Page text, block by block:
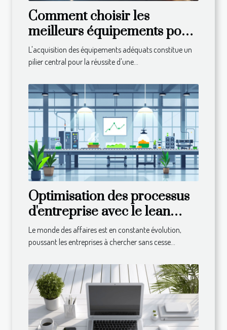
Comment choisir les
meilleurs équipements pour
votre exploitation agricole
L'acquisition des équipements adéquats constitue un
pilier central pour la réussite d'une...
Optimisation des processus
d'entreprise avec le lean
management réduction des
coûts et efficacité accrue
Le monde des affaires est en constante évolution,
poussant les entreprises à chercher sans cesse...